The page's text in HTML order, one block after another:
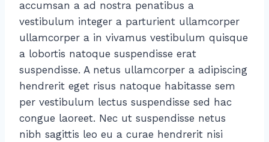
accumsan a ad nostra penatibus a
vestibulum integer a parturient ullamcorper
ullamcorper a in vivamus vestibulum quisque
a lobortis natoque suspendisse erat
suspendisse. A netus ullamcorper a adipiscing
hendrerit eget risus natoque habitasse sem
per vestibulum lectus suspendisse sed hac
congue laoreet. Nec ut suspendisse netus
nibh sagittis leo eu a curae hendrerit nisi